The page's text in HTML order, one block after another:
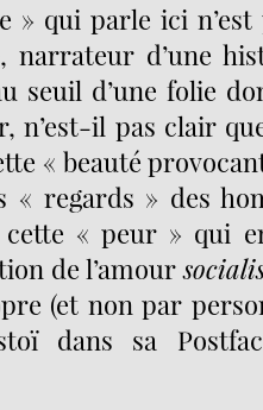
» qui parle ici
narrateur d’une
seuil d’une folie
n’est-il pas clair
« beauté
« regards » des
cette « peur » qui
de l’amour
(et non par
dans sa